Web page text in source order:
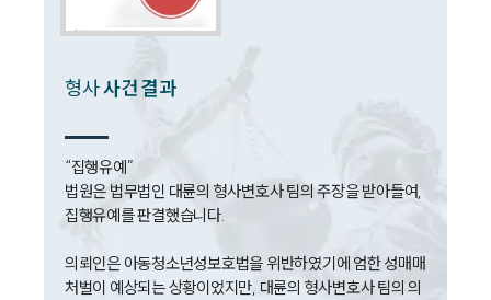
법률 블로그
법률서식
세미나
대륜법률상담예약
형사사건 결과
“집행유예”
법원은 법무법인 대륜의 형사변호사 팀의 주장을 받아들여,
집행유예를 판결했습니다.
의뢰인은 아동청소년성보호법을 위반하였기에 엄한 성매매
처벌이 예상되는 상황이었지만, 대륜의 형사변호사 팀의 의